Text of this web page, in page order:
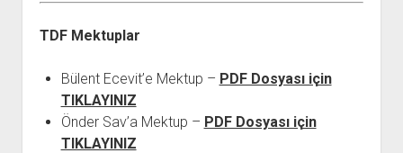
TDF Mektuplar
Bülent Ecevit’e Mektup – PDF Dosyası için
TIKLAYINIZ
Önder Sav’a Mektup – PDF Dosyası için
TIKLAYINIZ